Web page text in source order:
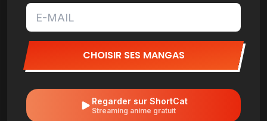
CHOISIR SES MANGAS
Regarder sur ShortCat
Streaming anime gratuit